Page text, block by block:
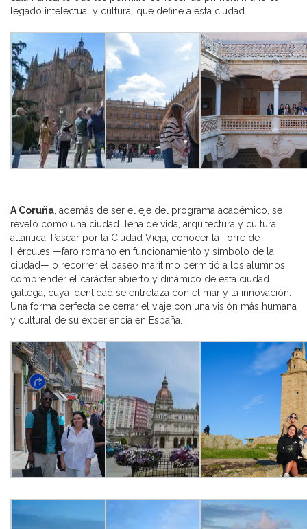
legado intelectual y cultural que define a esta ciudad.
A Coruña , además de ser el eje del programa académico, se
reveló como una ciudad llena de vida, arquitectura y cultura
atlántica. Pasear por la Ciudad Vieja, conocer la Torre de
Hércules —faro romano en funcionamiento y símbolo de la
ciudad— o recorrer el paseo marítimo permitió a los alumnos
comprender el carácter abierto y dinámico de esta ciudad
gallega, cuya identidad se entrelaza con el mar y la innovación.
Una forma perfecta de cerrar el viaje con una visión más humana
y cultural de su experiencia en España.